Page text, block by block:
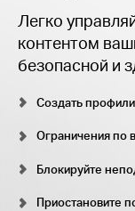
Легко
контентом
безопасной и
Создать
Ограничения по
Блокируйте
Приостановите